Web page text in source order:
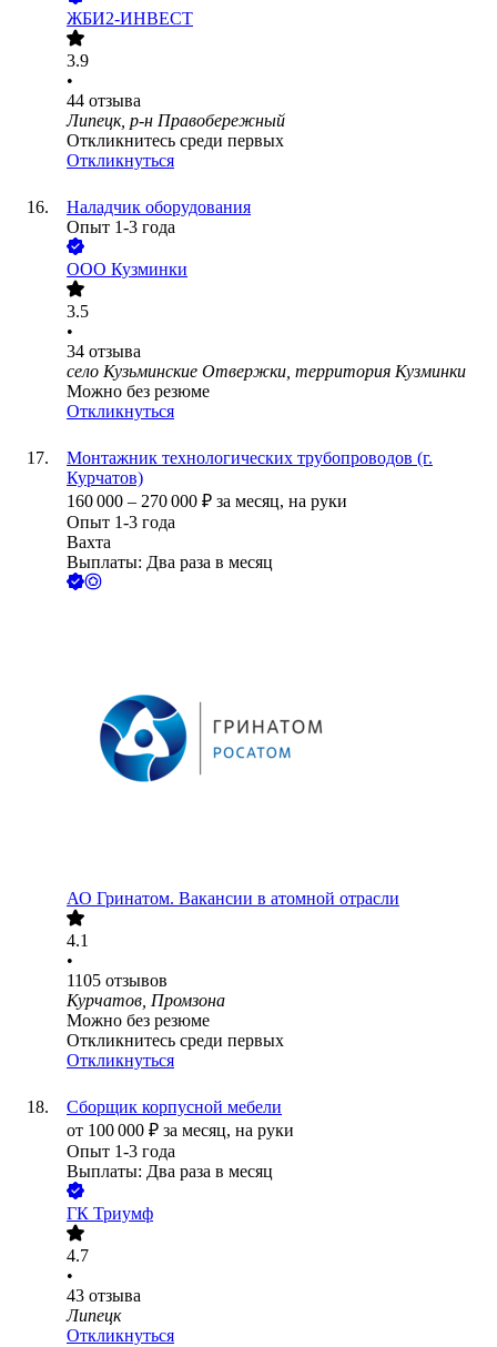
ЖБИ2-ИНВЕСТ
3.9
•
44 отзыва
Липецк, р-н Правобережный
Откликнитесь среди первых
Откликнуться
Наладчик оборудования
Опыт 1-3 года
ООО Кузминки
3.5
•
34 отзыва
село Кузьминские Отвержки, территория Кузминки
Можно без резюме
Откликнуться
Монтажник технологических трубопроводов (г.
Курчатов)
160 000 – 270 000 ₽ за месяц, на руки
Опыт 1-3 года
Вахта
Выплаты: Два раза в месяц
АО Гринатом. Вакансии в атомной отрасли
4.1
•
1105 отзывов
Курчатов, Промзона
Можно без резюме
Откликнитесь среди первых
Откликнуться
Сборщик корпусной мебели
от 100 000 ₽ за месяц, на руки
Опыт 1-3 года
Выплаты: Два раза в месяц
ГК Триумф
4.7
•
43 отзыва
Липецк
Откликнуться